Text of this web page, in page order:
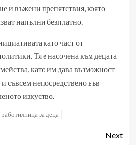
и въжени препятствия, която
напълни безплатно.
като част от
Тя е насочена към децата
като им дава възможност
и съвсем непосредствено във
изкуство.
работилница за деца
Next